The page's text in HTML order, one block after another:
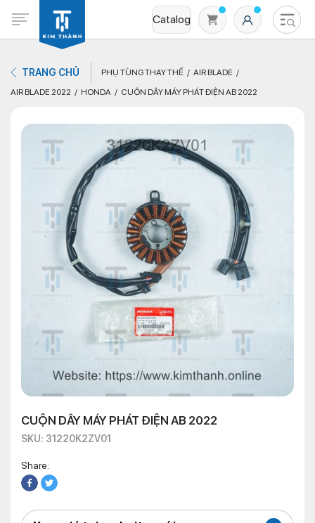
Catalog
Không có sản phẩm nào trong giỏ hàng
TRANG CHỦ PHỤ TÙNG THAY THẾ
AIR BLADE
AIR BLADE 2022
HONDA CUỘN DÂY MÁY PHÁT ĐIỆN AB 2022
CUỘN DÂY MÁY PHÁT ĐIỆN AB 2022
SKU: 31220K2ZV01
Share: